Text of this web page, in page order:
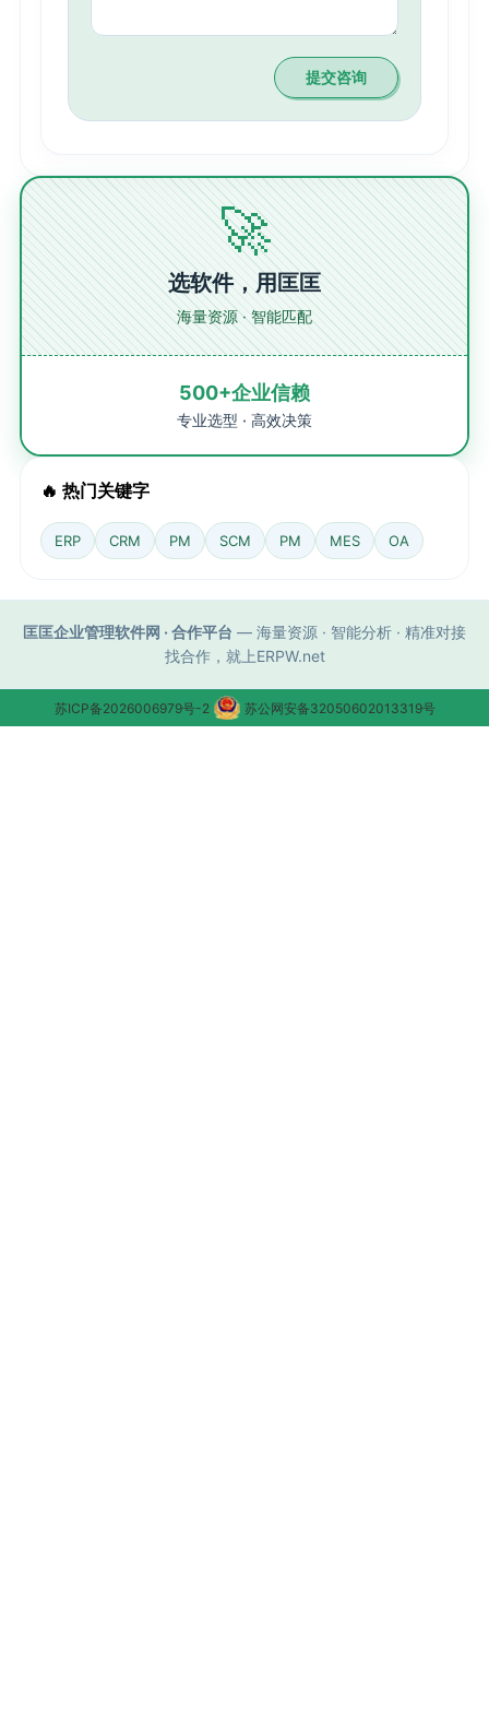
提交咨询
🚀
选软件，用匡匡
海量资源 · 智能匹配
500+企业信赖
专业选型 · 高效决策
🔥 热门关键字
ERP CRM PM SCM PM MES OA
匡匡企业管理软件网 · 合作平台 — 海量资源 · 智能分析 · 精准对接
找合作，就上ERPW.net
苏ICP备2026006979号-2 苏公网安备32050602013319号